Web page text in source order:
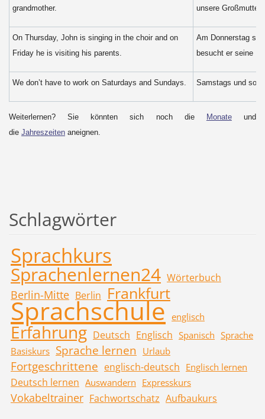
grandmother.
unsere Großmutter.
On Thursday, John is singing in the choir and on
Friday he is visiting his parents.
Am Donnerstag
besucht er seine
We don’t have to work on Saturdays and Sundays. Samstags und
Weiterlernen? Sie könnten sich noch die Monateund
die Jahreszeitenaneignen.
Schlagwörter
Sprachkurs
Sprachenlernen24 Wörterbuch
Berlin-Mitte Berlin Frankfurt
Sprachschule englisch
Erfahrung Deutsch Englisch Spanisch Sprache
Basiskurs Sprache lernen Urlaub
Fortgeschrittene englisch-deutsch Englisch lernen
Deutsch lernen Auswandern Expresskurs
Vokabeltrainer Fachwortschatz Aufbaukurs